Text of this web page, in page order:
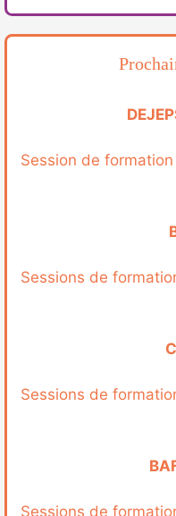
Session de formation
Sessions de
Sessions de
Sessions de